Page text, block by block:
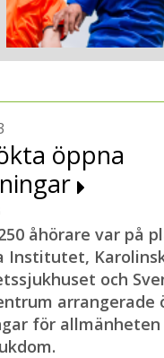
öppna
åhörare var på
Institutet,
och
arrangerade
för allmänheten